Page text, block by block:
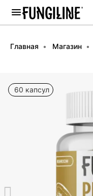
Главная Магазин
60 капсул